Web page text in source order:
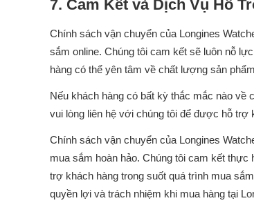
7. Cam Kết và Dịch Vụ Hỗ
Chính sách vận chuyển của Longines
sắm online. Chúng tôi cam kết sẽ luôn nỗ
hàng có thể yên tâm về chất lượng sản
Nếu khách hàng có bất kỳ thắc mắc nào về
vui lòng liên hệ với chúng tôi để được hỗ trợ
Chính sách vận chuyển của Longines
mua sắm hoàn hảo. Chúng tôi cam kết thực
trợ khách hàng trong suốt quá trình mua
quyền lợi và trách nhiệm khi mua hàng tại